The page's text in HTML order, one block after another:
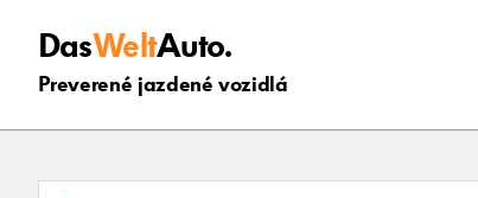
DasWeltAuto.
Preverené jazdené vozidlá